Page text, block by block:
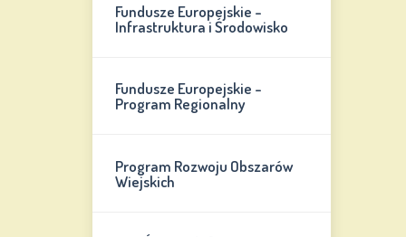
Fundusze Europejskie -
Infrastruktura i Środowisko
Fundusze Europejskie -
Program Regionalny
Program Rozwoju Obszarów
Wiejskich